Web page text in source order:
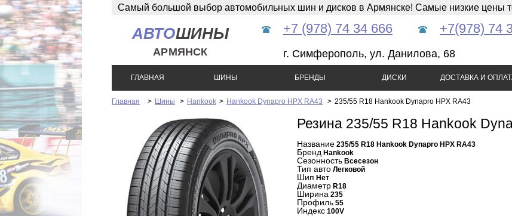
Самый большой выбор автомобильных шин и дисков в Армянске! Самые низкие цены
АВТОШИНЫ
АРМЯНСК
+7 (978) 74 34 666 +7(978) 74
г. Симферополь, ул. Данилова, 68
ГЛАВНАЯ ШИНЫ БРЕНДЫ ДИСКИ ДОСТАВКА И
Главная > Шины > Hankook > Hankook Dynapro HPX RA43 > 235/55 R18 Hankook Dynapro HPX RA43
Резина 235/55 R18 Hankook
Название 235/55 R18 Hankook Dynapro HPX RA43
Бренд Hankook
Сезонность Всесезон
Тип авто Легковой
Шип Нет
Диаметр R18
Ширина 235
Профиль 55
Индекс 100V